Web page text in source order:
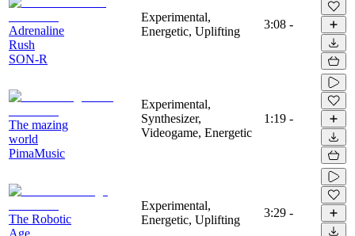
Adrenaline
Rush
SON-R
Experimental,
Energetic, Uplifting
3:08 -
The mazing
world
PimaMusic
Experimental,
Synthesizer,
Videogame, Energetic
1:19 -
The Robotic
Age
Experimental,
Energetic, Uplifting
3:29 -